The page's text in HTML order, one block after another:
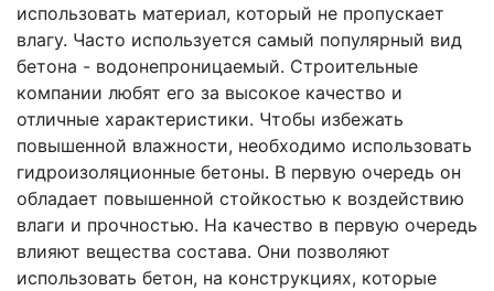
использовать материал, который не пропускает
влагу. Часто используется самый популярный вид
бетона - водонепроницаемый. Строительные
компании любят его за высокое качество и
отличные характеристики. Чтобы избежать
повышенной влажности, необходимо использовать
гидроизоляционные бетоны. В первую очередь он
обладает повышенной стойкостью к воздействию
влаги и прочностью. На качество в первую очередь
влияют вещества состава. Они позволяют
использовать бетон, на конструкциях, которые